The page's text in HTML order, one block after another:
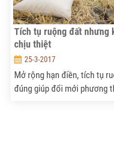
Tích tụ ruộng đất nhưng
chịu thiệt
25-3-2017
Mở rộng hạn điền, tích tụ
đúng giúp đổi mới phương